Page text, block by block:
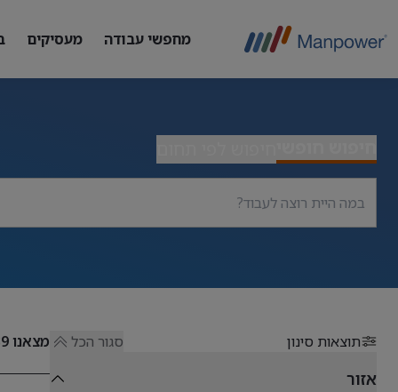
מחפשי עבודה מעסיקים
תוצאות סינון סגור הכל
אזור
מצאנו